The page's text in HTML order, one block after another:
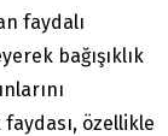
faydalı
bağışıklık
özellikle